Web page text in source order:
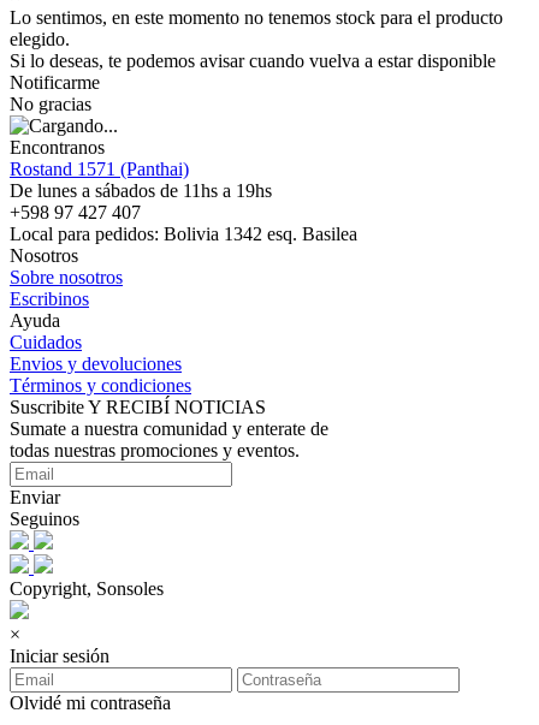
Lo sentimos, en este momento no tenemos stock para el producto
elegido.
Si lo deseas, te podemos avisar cuando vuelva a estar disponible
Notificarme
No gracias
Encontranos
Rostand 1571 (Panthai)
De lunes a sábados de 11hs a 19hs
+598 97 427 407
Local para pedidos: Bolivia 1342 esq. Basilea
Nosotros
Sobre nosotros
Escribinos
Ayuda
Cuidados
Envios y devoluciones
Términos y condiciones
Suscribite Y RECIBÍ NOTICIAS
Sumate a nuestra comunidad y enterate de
todas nuestras promociones y eventos.
Enviar
Seguinos
Copyright, Sonsoles
×
Iniciar sesión
Olvidé mi contraseña